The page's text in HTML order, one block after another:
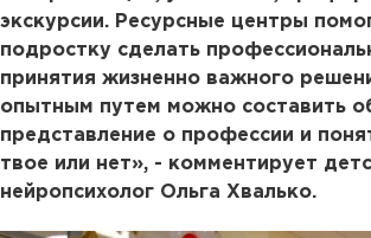
экскурсии. Ресурсные центры
подростку сделать
принятия жизненно важного
опытным путем можно составить
представление о профессии и
твое или нет», - комментирует
нейропсихолог Ольга Хвалько.